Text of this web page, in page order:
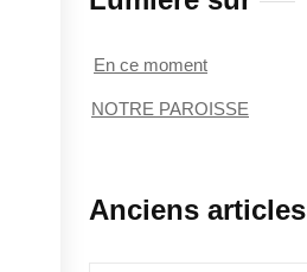
En ce moment
NOTRE PAROISSE
Anciens articles